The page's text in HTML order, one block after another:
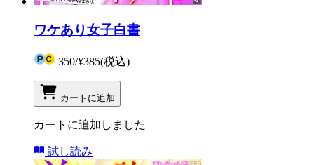
ワケあり女子白書
350/¥385(税込)
カートに追加
カートに追加しました
試し読み